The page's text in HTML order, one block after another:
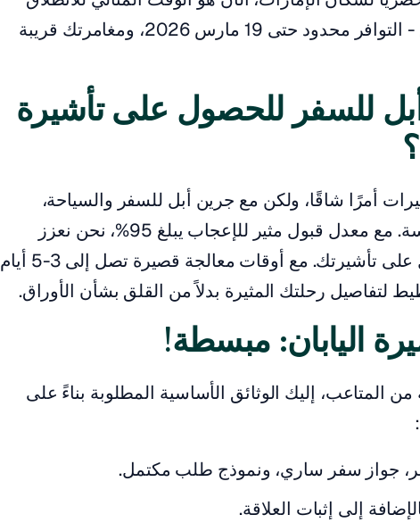
في هذه الرحلة الساحرة. أسرع - التوافر محدود حتى 19 مارس 2026، ومغامرتك قريبة
أبل للسفر للحصول على تأشيرة
أمرًا شاقًا، ولكن مع جرين أبل للسفر والسياحة،
يمكنك الاعتماد على عملية سلسة. مع معدل قبول مثير للإعجاب يبلغ 95%، نحن نعزز
بشكل كبير فرصك في الحصول على تأشيرتك. مع أوقات معالجة قصيرة تصل إلى 3-5 أيام
لتفاصيل رحلتك المثيرة بدلاً من القلق بشأن الأوراق.
اليابان: مبسطة!
المتاعب، إليك الوثائق الأساسية المطلوبة بناءً على
جواز سفر ساري، ونموذج طلب مكتمل.
إلى إثبات العلاقة.